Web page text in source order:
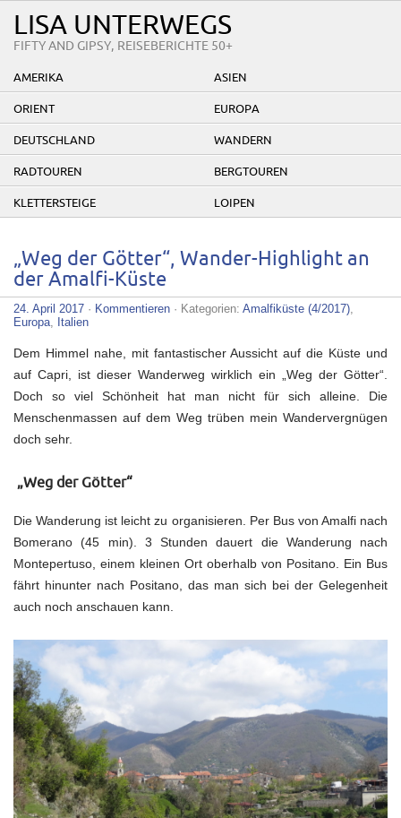
LISA UNTERWEGS
FIFTY AND GIPSY, REISEBERICHTE 50+
AMERIKA ASIEN
ORIENT EUROPA
DEUTSCHLAND WANDERN
RADTOUREN BERGTOUREN
KLETTERSTEIGE LOIPEN
„Weg der Götter“, Wander-Highlight an
der Amalfi-Küste
24. April 2017 · Kommentieren · Kategorien: Amalfiküste (4/2017),
Europa, Italien
Dem Himmel nahe, mit fantastischer Aussicht auf die Küste und
auf Capri, ist dieser Wanderweg wirklich ein „Weg der Götter“.
Doch so viel Schönheit hat man nicht für sich alleine. Die
Menschenmassen auf dem Weg trüben mein Wandervergnügen
doch sehr.
„Weg der Götter“
Die Wanderung ist leicht zu organisieren. Per Bus von Amalfi nach
Bomerano (45 min). 3 Stunden dauert die Wanderung nach
Montepertuso, einem kleinen Ort oberhalb von Positano. Ein Bus
fährt hinunter nach Positano, das man sich bei der Gelegenheit
auch noch anschauen kann.